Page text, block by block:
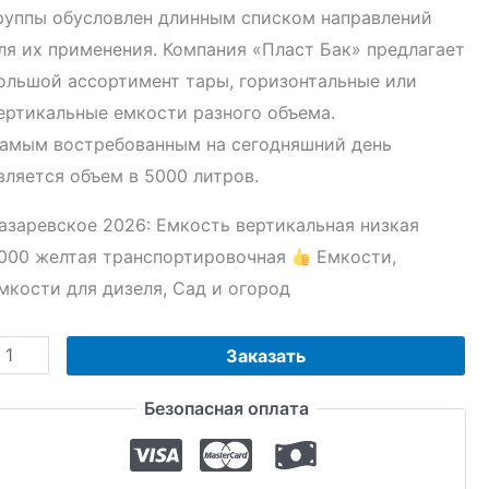
обусловлен длинным списком направлений
их применения. Компания «Пласт Бак» предлагает
ассортимент тары, горизонтальные или
емкости разного объема.
востребованным на сегодняшний день
объем в 5000 литров.
2026: Емкость вертикальная низкая
желтая транспортировочная
Емкости,
для дизеля, Сад и огород
Заказать
Безопасная оплата